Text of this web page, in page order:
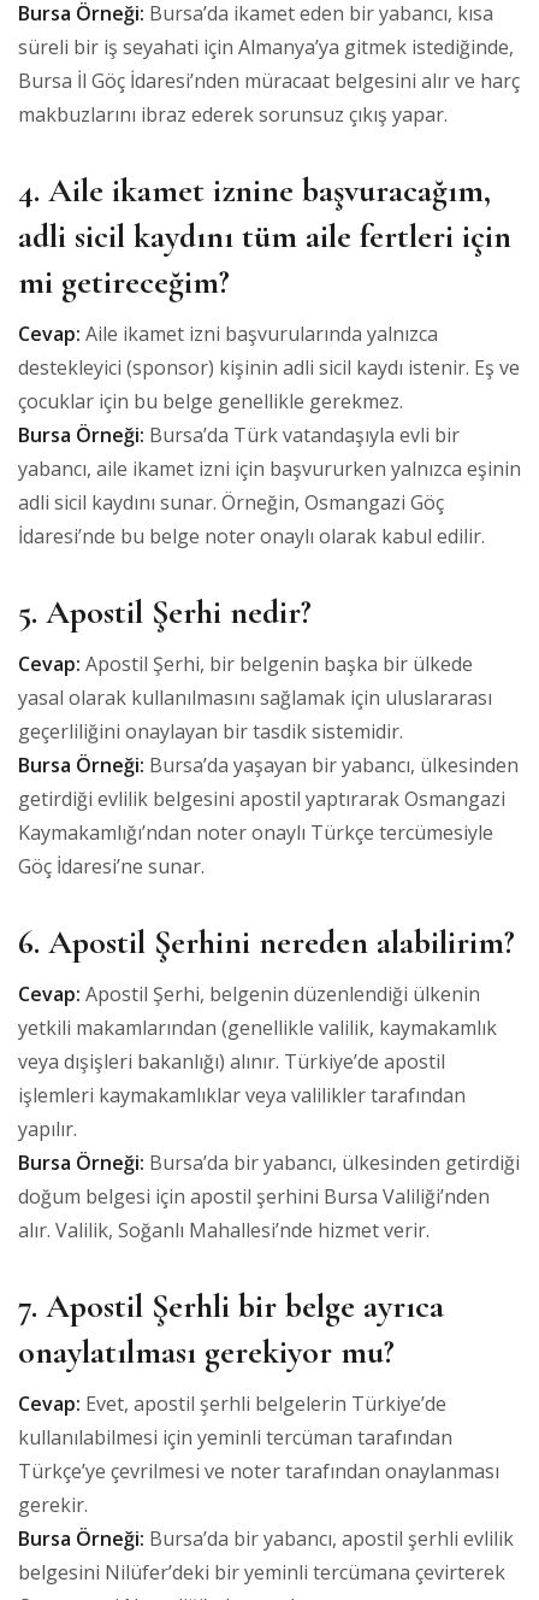
Bursa Örneği: Bursa’da ikamet eden bir yabancı, kısa
süreli bir iş seyahati için Almanya’ya gitmek istediğinde,
Bursa İl Göç İdaresi’nden müracaat belgesini alır ve harç
makbuzlarını ibraz ederek sorunsuz çıkış yapar.
4. Aile ikamet iznine başvuracağım,
adli sicil kaydını tüm aile fertleri için
mi getireceğim?
Cevap: Aile ikamet izni başvurularında yalnızca
destekleyici (sponsor) kişinin adli sicil kaydı istenir. Eş ve
çocuklar için bu belge genellikle gerekmez.
Bursa Örneği: Bursa’da Türk vatandaşıyla evli bir
yabancı, aile ikamet izni için başvururken yalnızca eşinin
adli sicil kaydını sunar. Örneğin, Osmangazi Göç
İdaresi’nde bu belge noter onaylı olarak kabul edilir.
5. Apostil Şerhi nedir?
Cevap: Apostil Şerhi, bir belgenin başka bir ülkede
yasal olarak kullanılmasını sağlamak için uluslararası
geçerliliğini onaylayan bir tasdik sistemidir.
Bursa Örneği: Bursa’da yaşayan bir yabancı, ülkesinden
getirdiği evlilik belgesini apostil yaptırarak Osmangazi
Kaymakamlığı’ndan noter onaylı Türkçe tercümesiyle
Göç İdaresi’ne sunar.
6. Apostil Şerhini nereden alabilirim?
Cevap: Apostil Şerhi, belgenin düzenlendiği ülkenin
yetkili makamlarından (genellikle valilik, kaymakamlık
veya dışişleri bakanlığı) alınır. Türkiye’de apostil
işlemleri kaymakamlıklar veya valilikler tarafından
yapılır.
Bursa Örneği: Bursa’da bir yabancı, ülkesinden getirdiği
doğum belgesi için apostil şerhini Bursa Valiliği’nden
alır. Valilik, Soğanlı Mahallesi’nde hizmet verir.
7. Apostil Şerhli bir belge ayrıca
onaylatılması gerekiyor mu?
Cevap: Evet, apostil şerhli belgelerin Türkiye’de
kullanılabilmesi için yeminli tercüman tarafından
Türkçe’ye çevrilmesi ve noter tarafından onaylanması
gerekir.
Bursa Örneği: Bursa’da bir yabancı, apostil şerhli evlilik
belgesini Nilüfer’deki bir yeminli tercümana çevirterek